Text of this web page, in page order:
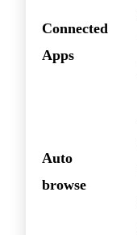
Connected
Apps
Auto
browse